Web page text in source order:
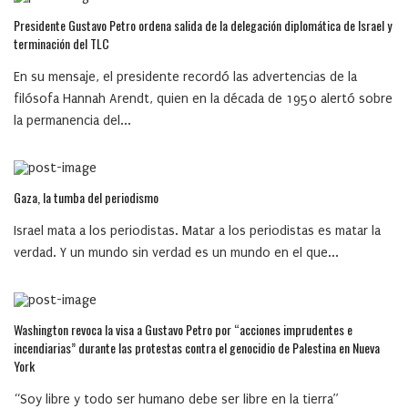
Presidente Gustavo Petro ordena salida de la delegación diplomática de Israel y
terminación del TLC
En su mensaje, el presidente recordó las advertencias de la
filósofa Hannah Arendt, quien en la década de 1950 alertó sobre
la permanencia del...
Gaza, la tumba del periodismo
Israel mata a los periodistas. Matar a los periodistas es matar la
verdad. Y un mundo sin verdad es un mundo en el que...
Washington revoca la visa a Gustavo Petro por “acciones imprudentes e
incendiarias” durante las protestas contra el genocidio de Palestina en Nueva
York
“Soy libre y todo ser humano debe ser libre en la tierra”